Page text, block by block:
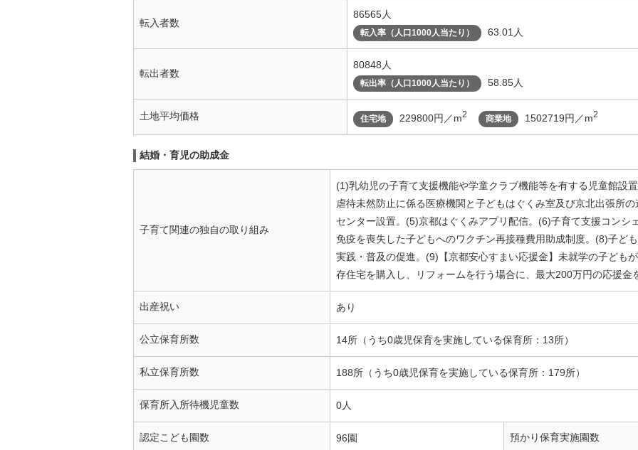
転入者数
86565人
転入率（人口1000人当たり） 63.01人
転出者数
80848人
転出率（人口1000人当たり） 58.85人
土地平均価格 住宅地 229800円／m2 商業地 1502719円／m2
結婚・育児の助成金
子育て関連の独自の取り組み
(1)乳幼児の子育て支援機能や学童クラブ機能等を有する児童館設
虐待未然防止に係る医療機関と子どもはぐくみ室及び京北出張所
センター設置。(5)京都はぐくみアプリ配信。(6)子育て支援コンシ
免疫を喪失した子どもへのワクチン再接種費用助成制度。(8)子ど
実践・普及の促進。(9)【京都安心すまい応援金】未就学の子ども
存住宅を購入し、リフォームを行う場合に、最大200万円の応援金
出産祝い あり
公立保育所数 14所（うち0歳児保育を実施している保育所：13所）
私立保育所数 188所（うち0歳児保育を実施している保育所：179所）
保育所入所待機児童数 0人
認定こども園数 96園 預かり保育実施園数